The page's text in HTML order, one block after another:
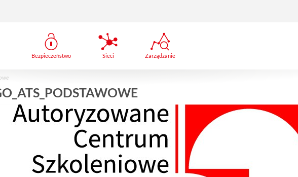
Bezpieczeństwo Sieci Zarządzanie